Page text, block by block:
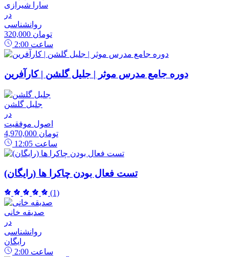
سارا شیرازی
در
روانشناسی
320,000 تومان
2:00 ساعت
دوره جامع مدرس موثر | جلیل گلشن | کارآفرین
جلیل گلشن
در
اصول موفقیت
4,970,000 تومان
12:05 ساعت
تست فعال بودن چاکرا ها (رایگان)
(1)
صدیقه خانی
در
روانشناسی
رایگان
2:00 ساعت